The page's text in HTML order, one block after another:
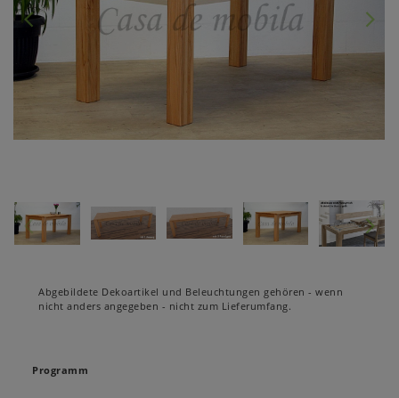
Abgebildete Dekoartikel und Beleuchtungen gehören - wenn
nicht anders angegeben - nicht zum Lieferumfang.
Programm